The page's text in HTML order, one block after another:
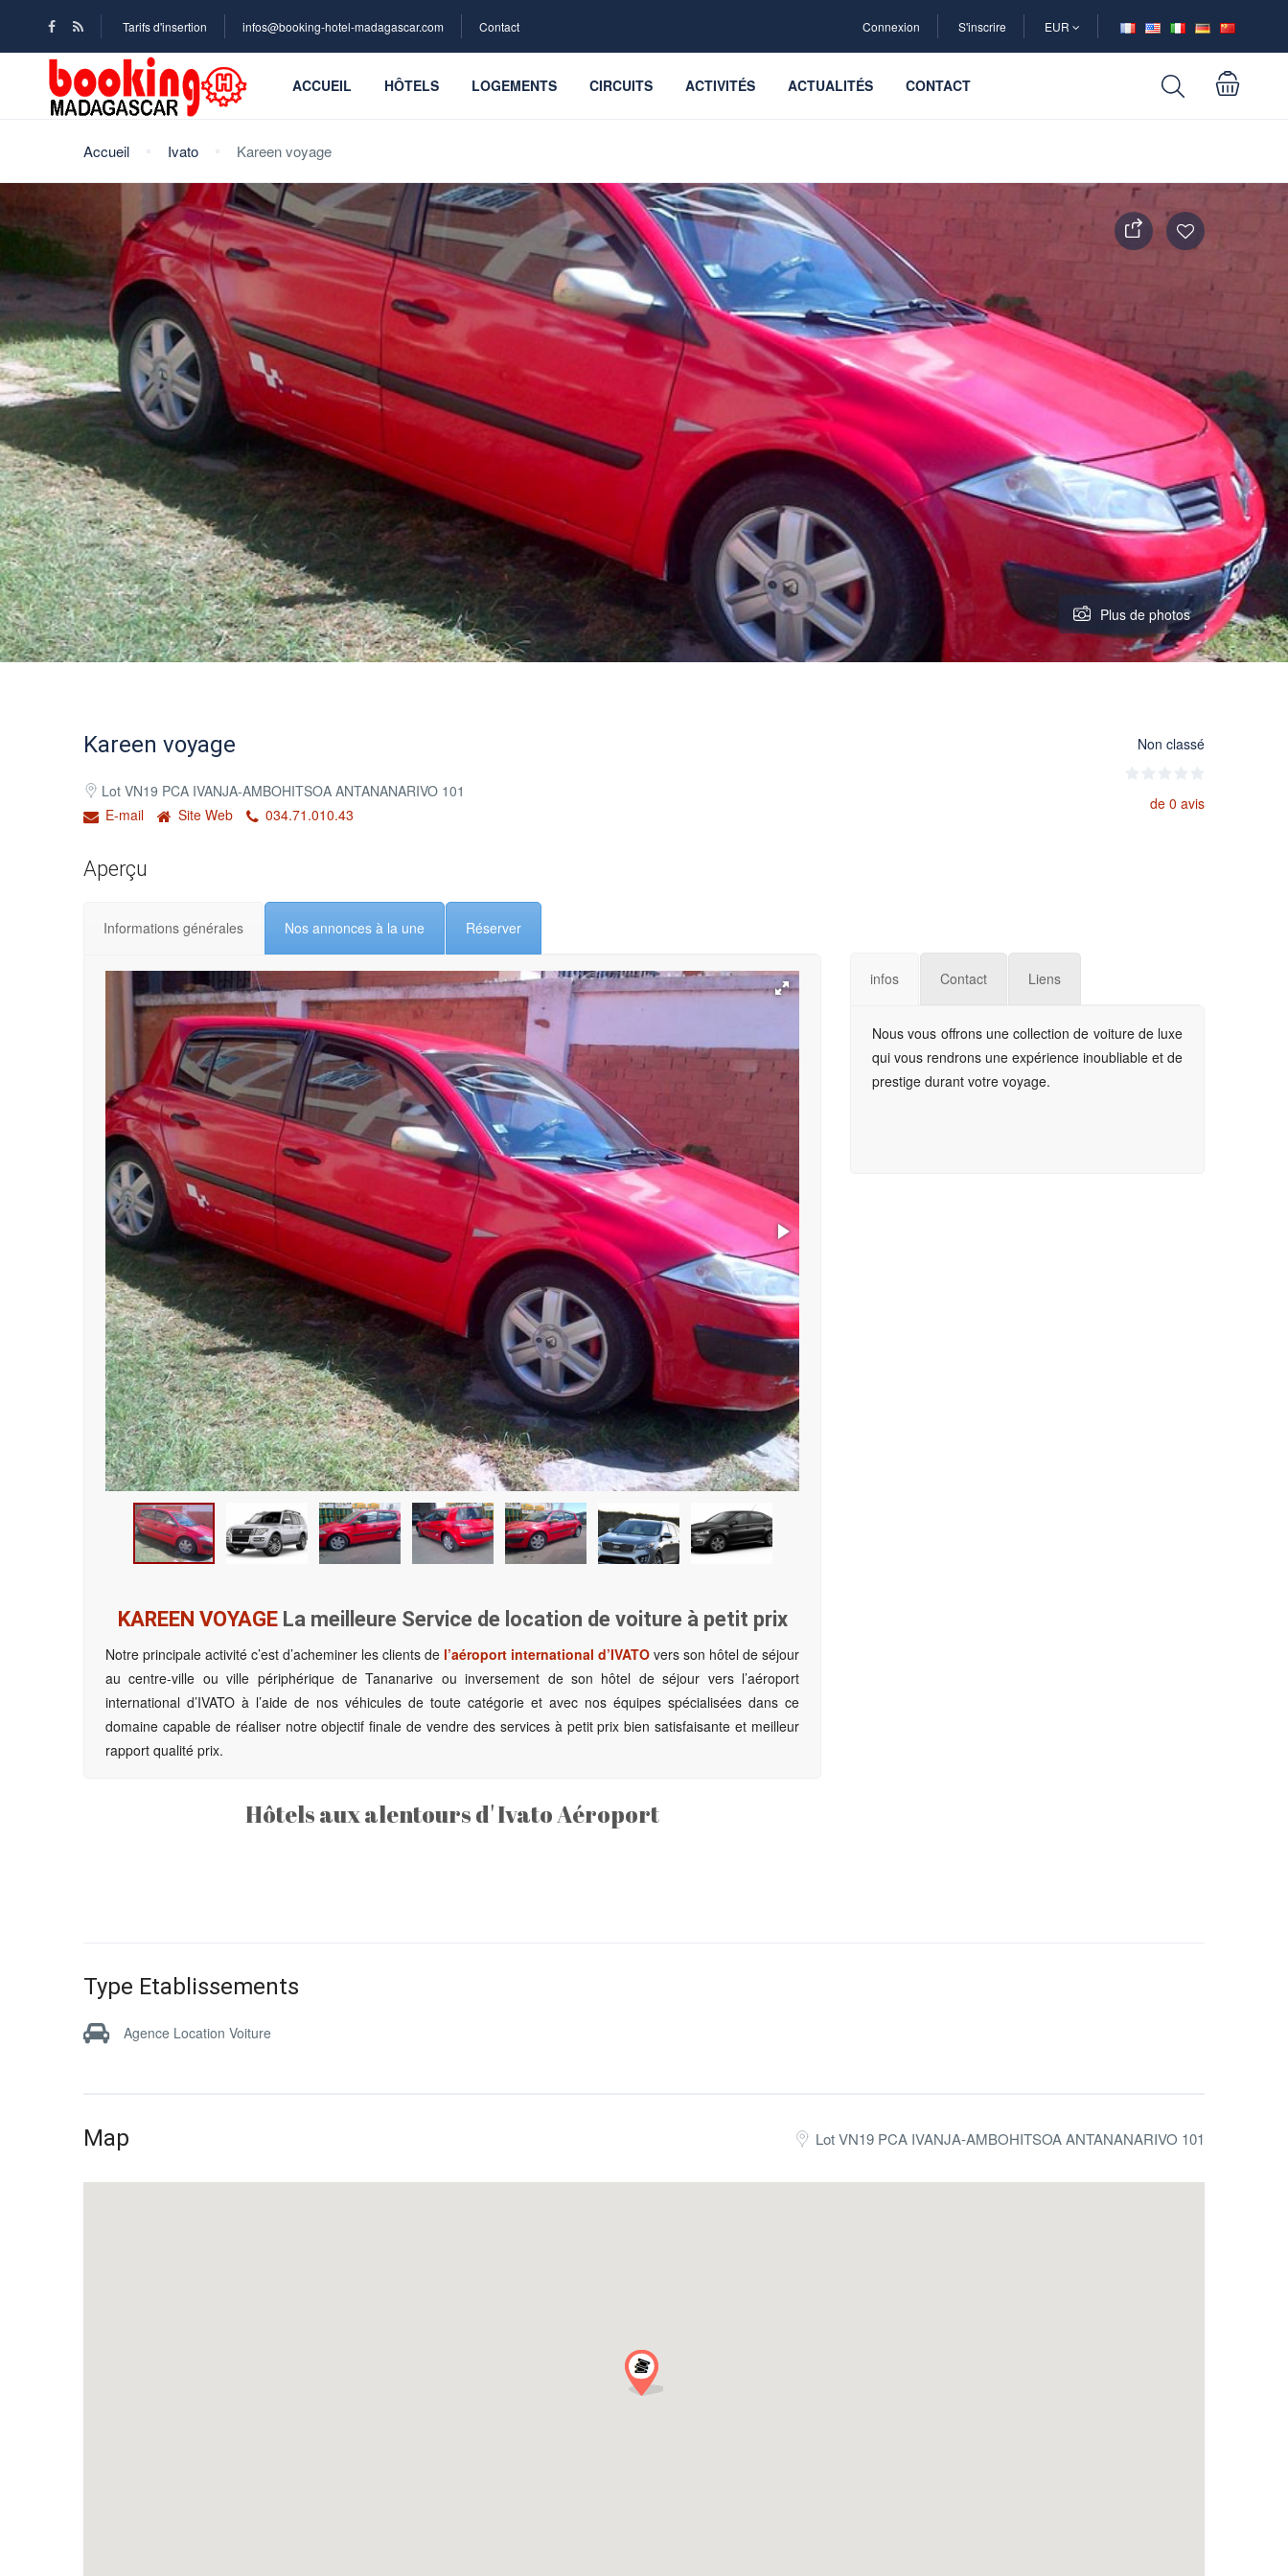
Tarifs d'insertion infos@booking-hotel-madagascar.com Contact Connexion S'inscrire EUR
ACCUEIL HÔTELS LOGEMENTS CIRCUITS ACTIVITÉS ACTUALITÉS CONTACT
Accueil Ivato Kareen voyage
Plus de photos
Kareen voyage
Lot VN19 PCA IVANJA-AMBOHITSOA ANTANANARIVO 101
E-mail
Site Web 034.71.010.43
Non classé
de 0 avis
Aperçu
Informations générales Nos annonces à la une Réserver
KAREEN VOYAGE La meilleure Service de location de voiture à petit prix
Notre principale activité c’est d’acheminer les clients de l’aéroport international d’IVATO vers son hôtel de séjour
au centre-ville ou ville périphérique de Tananarive ou inversement de son hôtel de séjour vers l’aéroport
international d’IVATO à l’aide de nos véhicules de toute catégorie et avec nos équipes spécialisées dans ce
domaine capable de réaliser notre objectif finale de vendre des services à petit prix bien satisfaisante et meilleur
rapport qualité prix.
Hôtels aux alentours d' Ivato Aéroport
infos Contact Liens
Nous vous offrons une collection de voiture de luxe
qui vous rendrons une expérience inoubliable et de
prestige durant votre voyage.
Type Etablissements
Agence Location Voiture
Map Lot VN19 PCA IVANJA-AMBOHITSOA ANTANANARIVO 101